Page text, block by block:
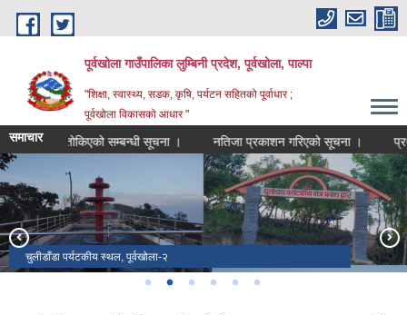
Skip to main content
पूर्वखोला गाउँपालिका लुम्बिनी प्रदेश, पूर्वखोला, पाल्पा
"शिक्षा, स्वास्थ्य, सडक, कृषि, पर्यटन सहितको पूर्वाधार ;
पूर्वखोला विकासको आधार "
समाचार
मिति तोकिएको सम्बन्धी सूचना । नतिजा प्रकाशन गरिएको सूचना । प्रथम
रुदे मण्डली चुरा बराजु,पूर्वखोला-१
चुलीडाँडा पर्यटकीय स्थल, पूर्वखोला-२
बराहदेवी मन्दिर,पूर्वखोला-३
भानुमाता मन्दिर पूर्वखोला-४
अकला देवी मन्दिर पूर्वखोला -५
बाकुमगढिं पूर्वखोला -६